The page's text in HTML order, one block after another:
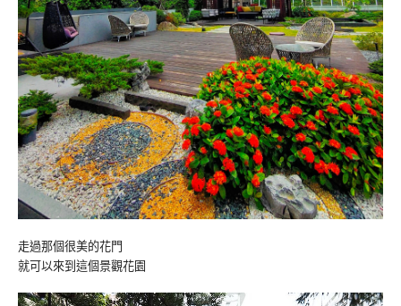
走過那個很美的花門
就可以來到這個景觀花園